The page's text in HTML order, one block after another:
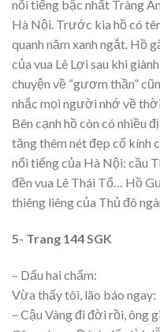
nổi tiếng bậc nhất Tràng
Hà Nội. Trước kia hồ có
quanh năm xanh ngắt. Hồ
của vua Lê Lợi sau khi
chuyện về “gươm thần”
nhắc mọi người nhớ về
Bên cạnh hồ còn có nhiều
tăng thêm nét đẹp cổ kính
nổi tiếng của Hà Nội: cầu
đền vua Lê Thái Tổ… Hồ
thiêng liêng của Thủ đô
5- Trang 144 SGK
– Dấu hai chấm:
Vừa thấy tôi, lão báo ngay:
– Cậu Vàng đi đời rồi, ông